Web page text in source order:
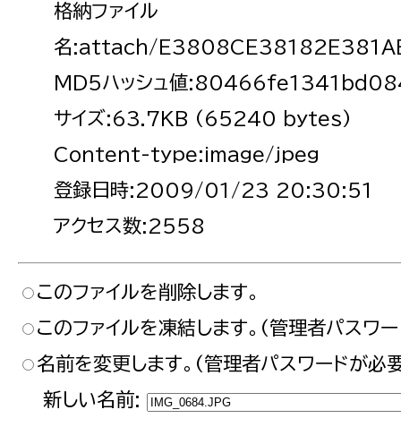
格納ファイル
名:attach/
MD5ハッシュ値
サイズ:63.7KB (65240 bytes)
Content-type:image/jpeg
登録日時:2009/01/23 20:30:51
アクセス数:2558
このファイルを削除します。
このファイルを凍結します。(管理者パスワ
名前を変更します。(管理者パスワードが必
新しい名前: